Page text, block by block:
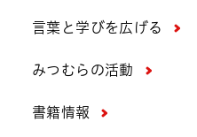
言葉と学びを広げる
みつむらの活動
書籍情報